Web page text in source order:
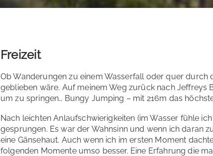
Freizeit
Ob Wanderungen zu einem Wasserfall oder quer durch
geblieben wäre. Auf meinem Weg zurück nach Jeffreys
um zu springen… Bungy Jumping – mit 216m das
Nach leichten Anlaufschwierigkeiten (im Wasser fühle
gesprungen. Es war der Wahnsinn und wenn ich daran
eine Gänsehaut. Auch wenn ich im ersten Moment
folgenden Momente umso besser. Eine Erfahrung die